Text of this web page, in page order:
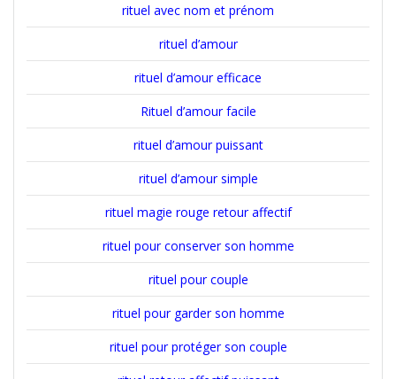
rituel avec nom et prénom
rituel d’amour
rituel d’amour efficace
Rituel d’amour facile
rituel d’amour puissant
rituel d’amour simple
rituel magie rouge retour affectif
rituel pour conserver son homme
rituel pour couple
rituel pour garder son homme
rituel pour protéger son couple